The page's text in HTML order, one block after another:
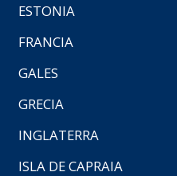
ESTONIA
FRANCIA
GALES
GRECIA
INGLATERRA
ISLA DE CAPRAIA